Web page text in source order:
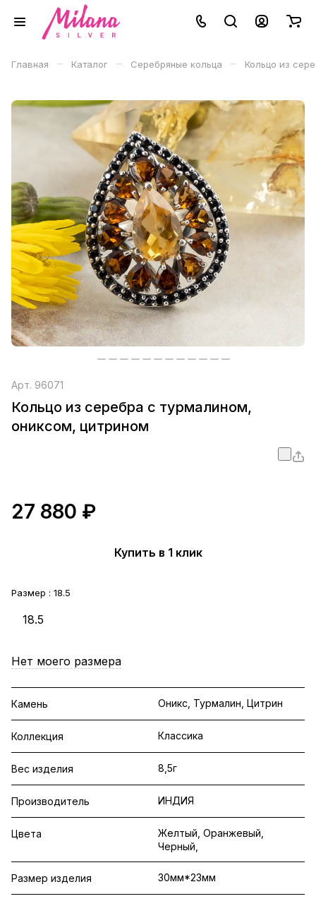
Главная – Каталог – Серебряные кольца – Кольцо из
Арт. 96071
Кольцо из серебра с турмалином,
ониксом, цитрином
27 880 ₽
Купить в 1 клик
Размер : 18.5
18.5
Нет моего размера
Камень Оникс, Турмалин, Цитрин
Коллекция Классика
Вес изделия 8,5г
Производитель ИНДИЯ
Цвета
Желтый, Оранжевый,
Черный,
Размер изделия 30мм*23мм